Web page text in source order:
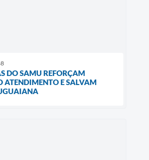
DO SAMU REFORÇAM
ATENDIMENTO E SALVAM